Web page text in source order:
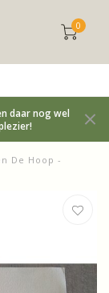
0
daar nog wel
De Hoop -